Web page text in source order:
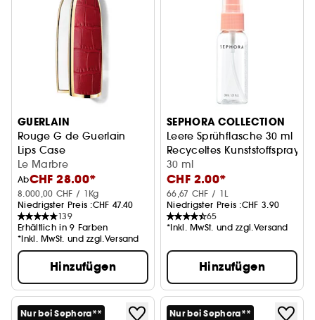
GUERLAIN
Rouge G de Guerlain
Lips Case
Le Marbre
AbCHF 28.00*
8.000,00 CHF / 1Kg
Niedrigster Preis :CHF 47.40
139
Erhältlich in 9 Farben
*Inkl. MwSt. und zzgl.Versand
Hinzufügen
SEPHORA COLLECTION
Leere Sprühflasche 30 ml
Recyceltes Kunststoffspray
30 ml
CHF 2.00*
66,67 CHF / 1L
Niedrigster Preis :CHF 3.90
65
*Inkl. MwSt. und zzgl.Versand
Hinzufügen
Nur bei Sephora** Nur bei Sephora**